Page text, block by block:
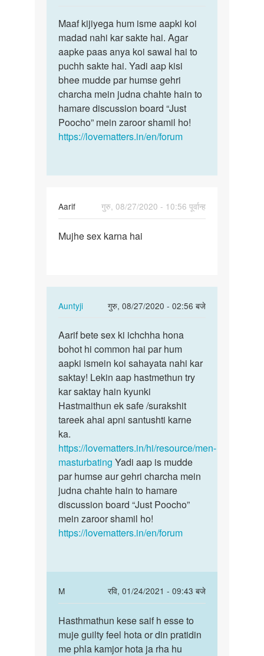
to
Sex
chat
mRNA
hai
woman
se
by
Sanjay
Maaf
kijiyega
hum
isme
aapki…
Maaf kijiyega hum isme aapki koi
madad nahi kar sakte hai. Agar
aapke paas anya koi sawal hai to
puchh sakte hai. Yadi aap kisi
bhee mudde par humse gehri
charcha mein judna chahte hain to
hamare discussion board “Just
Poocho” mein zaroor shamil ho!
https://lovematters.in/en/forum
Aarif
गुरु, 08/27/2020 - 10:56 पूर्वान्ह
Mujhe
Mujhe sex karna hai
Auntyji
गुरु, 08/27/2020 - 02:56 बजे
In
to
Mujhe
sex
karna
hai
by
Aarif
Aarif
bete
sex
ki
ichchha…
Aarif bete sex ki ichchha hona
bohot hi common hai par hum
aapki ismein koi sahayata nahi kar
saktay! Lekin aap hastmethun try
kar saktay hain kyunki
Hastmaithun ek safe /surakshit
tareek ahai apni santushti karne
ka.
https://lovematters.in/hi/resource/men-
masturbating Yadi aap is mudde
par humse aur gehri charcha mein
judna chahte hain to hamare
discussion board “Just Poocho”
mein zaroor shamil ho!
https://lovematters.in/en/forum
M
रवि, 01/24/2021 - 09:43 बजे
In
reply
to
Aarif
bete
Hasthmathun
kese
saif
Hasthmathun kese saif h esse to
muje guilty feel hota or din pratidin
me phla kamjor hota ja rha hu